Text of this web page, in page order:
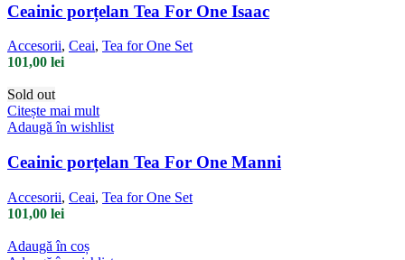
Ceainic porțelan Tea For One Isaac
Accesorii, Ceai, Tea for One Set
101,00 lei
Sold out
Citește mai mult
Adaugă în wishlist
Ceainic porțelan Tea For One Manni
Accesorii, Ceai, Tea for One Set
101,00 lei
Adaugă în coș